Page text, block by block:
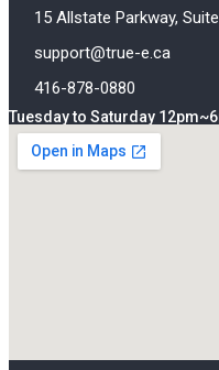
15 Allstate Parkway,
support@true-e.ca
416-878-0880
Tuesday to Saturday